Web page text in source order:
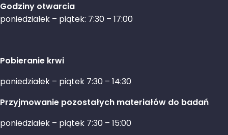
Godziny otwarcia
poniedziałek – piątek: 7:30 – 17:00
Pobieranie krwi
poniedziałek – piątek 7:30 – 14:30
Przyjmowanie pozostałych materiałów do badań
poniedziałek – piątek 7:30 – 15:00